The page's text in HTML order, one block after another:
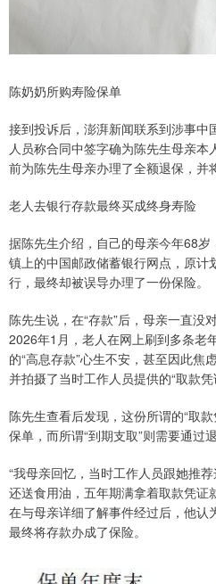
陈奶奶所购寿险保单
接到投诉后，澎湃新闻联系到涉事中
人员称合同中签字确为陈先生母亲本
前为陈先生母亲办理了全额退保，并
老人去银行存款最终买成终身寿险
据陈先生介绍，自己的母亲今年68
镇上的中国邮政储蓄银行网点，原计
行，最终却被误导办理了一份保险。
陈先生说，在“存款”后，母亲一直没
2026年1月，老人在网上刷到多条老
的“高息存款”心生不安，甚至因此焦
并拍摄了当时工作人员提供的“取款凭
陈先生查看后发现，这份所谓的“取
保单，而所谓“到期支取”则需要通过退
“我母亲回忆，当时工作人员跟她推
还送食用油，五年期满拿着取款凭证
在与母亲详细了解事件经过后，他认
最终将存款办成了保险。